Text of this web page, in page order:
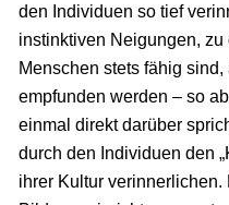
den Individuen so tief
instinktiven Neigungen, zu
Menschen stets fähig
empfunden werden – so
einmal direkt darüber
durch den Individuen den
ihrer Kultur verinnerlichen.